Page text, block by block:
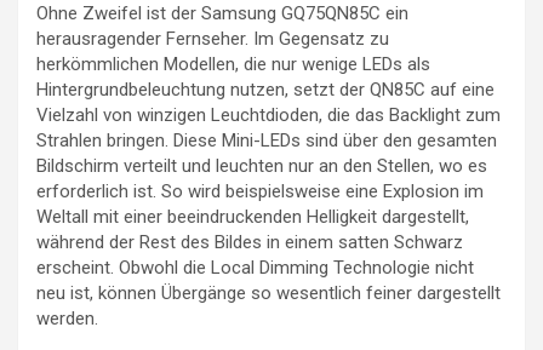
Ohne Zweifel ist der Samsung GQ75QN85C ein
herausragender Fernseher. Im Gegensatz zu
herkömmlichen Modellen, die nur wenige LEDs als
Hintergrundbeleuchtung nutzen, setzt der QN85C auf eine
Vielzahl von winzigen Leuchtdioden, die das Backlight zum
Strahlen bringen. Diese Mini-LEDs sind über den gesamten
Bildschirm verteilt und leuchten nur an den Stellen, wo es
erforderlich ist. So wird beispielsweise eine Explosion im
Weltall mit einer beeindruckenden Helligkeit dargestellt,
während der Rest des Bildes in einem satten Schwarz
erscheint. Obwohl die Local Dimming Technologie nicht
neu ist, können Übergänge so wesentlich feiner dargestellt
werden.